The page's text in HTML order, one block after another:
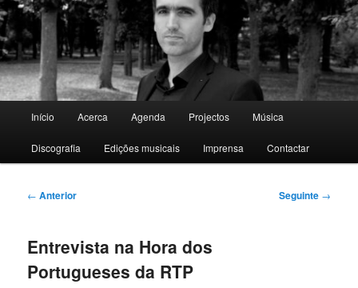
principal
Início Acerca Agenda Projectos Música
Discografia Edições musicais Imprensa Contactar
Navegação
← Anterior Seguinte →
Entrevista na Hora dos
Portugueses da RTP